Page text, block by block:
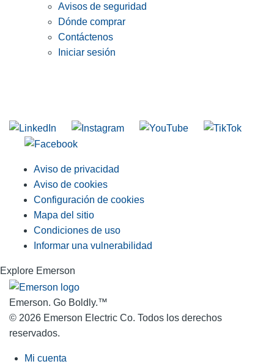
Avisos de seguridad
Dónde comprar
Contáctenos
Iniciar sesión
Aviso de privacidad
Aviso de cookies
Configuración de cookies
Mapa del sitio
Condiciones de uso
Informar una vulnerabilidad
Explore Emerson
Emerson. Go Boldly.™
© 2026 Emerson Electric Co. Todos los derechos
reservados.
Mi cuenta